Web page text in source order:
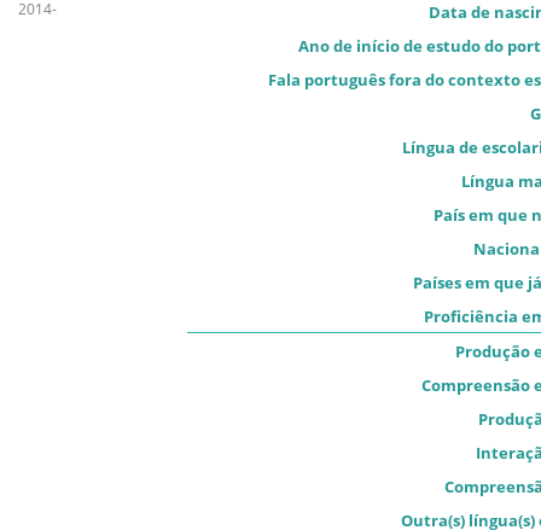
2014-
Data de
Ano de início de estudo do
Fala português fora do contexto
Língua de
Língua
País em que
Países em que
Proficiência
Produção
Compreensão
Outra(s) língua(s)